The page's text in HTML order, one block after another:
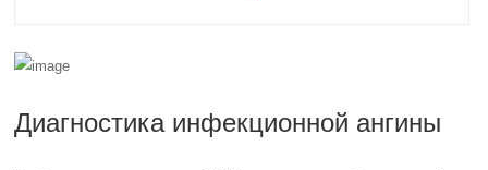
Диагностика инфекционной ангины